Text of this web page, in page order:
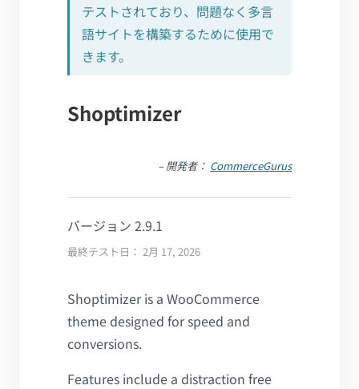
テストされており、問題なく多言
語サイトを構築するために使用で
きます。
Shoptimizer
– 開発者： CommerceGurus
バージョン 2.9.1
最終テスト日： 2月 17, 2026
Shoptimizer is a WooCommerce
theme designed for speed and
conversions.
Features include a distraction free